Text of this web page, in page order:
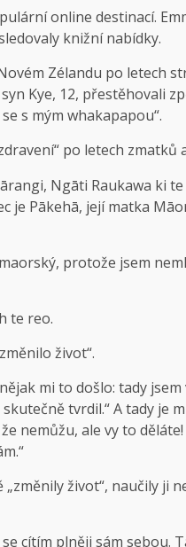
online destinací.
knižní nabídky.
Zélandu po letech
Kye, 12, přestěhovali
s mým whakapapou“.
po letech zmatků
Ngāti Raukawa ki
je Pākehā, její matka
protože jsem
te reo.
život“.
mi to došlo: tady
tvrdil.“ A tady je
nemůžu, ale vy to
život“, naučily ji
cítím plněji sám sebou.